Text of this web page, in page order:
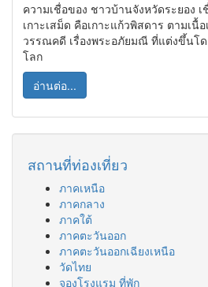
ความเชื่อของ ชาวบ้านจังหวัดระยอง
เกาะเสม็ด คือเกาะแก้วพิสดาร ตามเนื้
วรรณคดี เรื่องพระอภัยมณี ที่แต่งขึ้นโด
โลก
อ่านต่อ...
สถานที่ท่องเที่ยว
ภาคเหนือ
ภาคกลาง
ภาคใต้
ภาคตะวันออก
ภาคตะวันออกเฉียงเหนือ
วัดไทย
จองโรงแรม ที่พัก